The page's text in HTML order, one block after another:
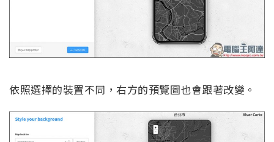
依照選擇的裝置不同，右方的預覽圖也會跟著改變。